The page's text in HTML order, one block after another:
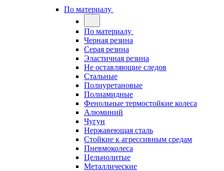
По материалу
По материалу
Черная резина
Серая резина
Эластичная резина
Не оставляющие следов
Стальные
Полиуретановые
Полиамидные
Фенольные термостойкие колеса
Алюминий
Чугун
Нержавеющая сталь
Стойкие к агрессивным средам
Пневмоколеса
Цельнолитые
Металлические